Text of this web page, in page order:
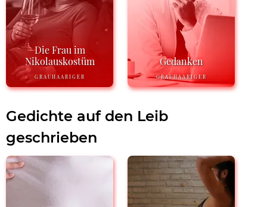
Die Frau im
Nikolauskostüm
GRAUHAARIGER
Gedanken
GRAUHAARIGER
Gedichte auf den Leib
geschrieben